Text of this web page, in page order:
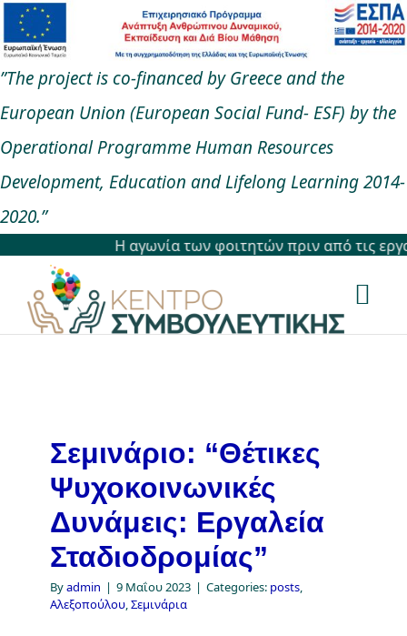
Μετάβαση
στο
περιεχόμενο
”The project is co-financed by Greece and the
European Union (European Social Fund- ESF) by the
Operational Programme Human Resources
Development, Education and Lifelong Learning 2014-
2020.”
Η αγωνία των φοιτητών πριν από τις
Εγκαταστάσεις
Υπηρεσίες
Σεμινάρια
Σεμινάριο: “Θέτικες
Ψυχοκοινωνικές
Δυνάμεις: Εργαλεία
Σταδιοδρομίας”
Byadmin | 9 Μαΐου 2023 | Categories: posts,
Αλεξοπούλου,Σεμινάρια